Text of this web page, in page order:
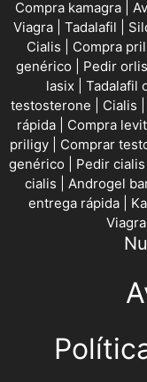
Compra kamagra
Viagra| Tadalafil
Cialis
Compra
genérico
Pedir
lasix
Tadalafil
testosterone
Cialis
rápida| Compra
priligy| Comprar
genérico
Pedir cialis
cialis
Androgel
entrega rápida|